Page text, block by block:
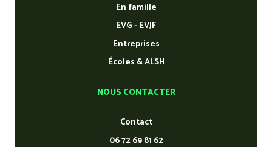
En famille
EVG - EVJF
Entreprises
Écoles & ALSH
NOUS CONTACTER
Contact
06 72 69 81 62